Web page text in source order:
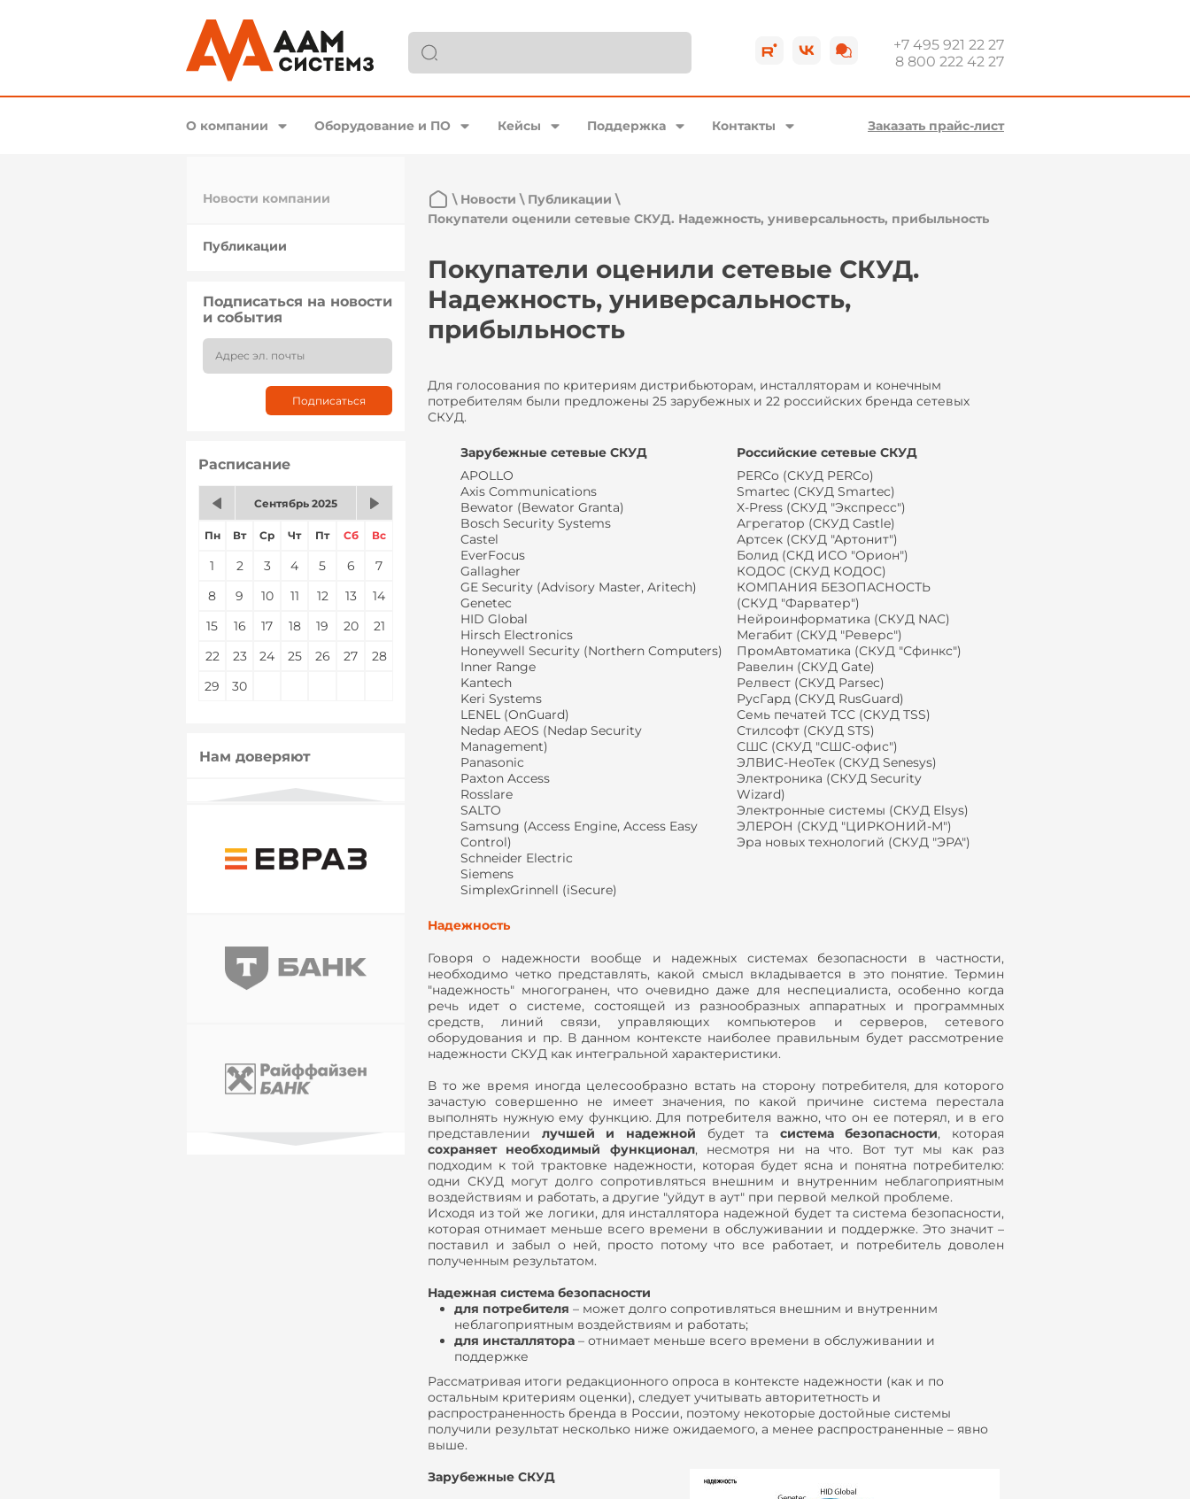
+7 495 921 22 27
8 800 222 42 27
О компании Оборудование и ПО Кейсы Поддержка Контакты Заказать прайс-лист
Новости компании
Публикации
Подписаться на новости
и события
Расписание
Сентябрь 2025
Пн Вт Ср Чт Пт Сб Вс
1 2 3 4 5 6
7
8
9 10 11 12 13
14
15
16 17 18 19 20
21
22
23 24 25 26 27
28
29
30
Нам доверяют
\ Новости \ Публикации \
Покупатели оценили сетевые СКУД. Надежность, универсальность, прибыльность
Покупатели оценили сетевые СКУД.
Надежность, универсальность,
прибыльность
Для голосования по критериям дистрибьюторам, инсталляторам и конечным
потребителям были предложены 25 зарубежных и 22 российских бренда сетевых
СКУД.
Зарубежные сетевые СКУД
Российские сетевые СКУД
APOLLO
Axis Communications
Bewator (Bewator Granta)
Bosch Security Systems
Castel
EverFocus
Gallagher
GE Security (Advisory Master, Aritech)
Genetec
HID Global
Hirsch Electronics
Honeywell Security (Northern Computers)
Inner Range
Kantech
Keri Systems
LENEL (OnGuard)
Nedap AEOS (Nedap Security
Management)
Panasonic
Paxton Access
Rosslare
SALTO
Samsung (Access Engine, Access Easy
Control)
Schneider Electric
Siemens
SimplexGrinnell (iSecure)
PERCo (СКУД PERCo)
Smartec (СКУД Smartec)
X-Press (СКУД "Экспресс")
Агрегатор (СКУД Castle)
Артсек (СКУД "Артонит")
Болид (СКД ИСО "Орион")
КОДОС (СКУД КОДОС)
КОМПАНИЯ БЕЗОПАСНОСТЬ
(СКУД "Фарватер")
Нейроинформатика (СКУД NAC)
Мегабит (СКУД "Реверс")
ПромАвтоматика (СКУД "Сфинкс")
Равелин (СКУД Gate)
Релвест (СКУД Parsec)
РусГард (СКУД RusGuard)
Семь печатей ТСС (СКУД TSS)
Стилсофт (СКУД STS)
СШС (СКУД "СШС-офис")
ЭЛВИС-НеоТек (СКУД Senesys)
Электроника (СКУД Security
Wizard)
Электронные системы (СКУД Elsys)
ЭЛЕРОН (СКУД "ЦИРКОНИЙ-М")
Эра новых технологий (СКУД "ЭРА")
Надежность
Говоря о надежности вообще и надежных системах безопасности в частности,
необходимо четко представлять, какой смысл вкладывается в это понятие. Термин
"надежность" многогранен, что очевидно даже для неспециалиста, особенно когда
речь идет о системе, состоящей из разнообразных аппаратных и программных
средств, линий связи, управляющих компьютеров и серверов, сетевого
оборудования и пр. В данном контексте наиболее правильным будет рассмотрение
надежности СКУД как интегральной характеристики.
В то же время иногда целесообразно встать на сторону потребителя, для которого
зачастую совершенно не имеет значения, по какой причине система перестала
выполнять нужную ему функцию. Для потребителя важно, что он ее потерял, и в его
представлении лучшей и надежной будет та система безопасности, которая
сохраняет необходимый функционал, несмотря ни на что. Вот тут мы как раз
подходим к той трактовке надежности, которая будет ясна и понятна потребителю:
одни СКУД могут долго сопротивляться внешним и внутренним неблагоприятным
воздействиям и работать, а другие "уйдут в аут" при первой мелкой проблеме.
Исходя из той же логики, для инсталлятора надежной будет та система безопасности,
которая отнимает меньше всего времени в обслуживании и поддержке. Это значит –
поставил и забыл о ней, просто потому что все работает, и потребитель доволен
полученным результатом.
Надежная система безопасности
для потребителя – может долго сопротивляться внешним и внутренним
неблагоприятным воздействиям и работать;
для инсталлятора – отнимает меньше всего времени в обслуживании и
поддержке
Рассматривая итоги редакционного опроса в контексте надежности (как и по
остальным критериям оценки), следует учитывать авторитетность и
распространенность бренда в России, поэтому некоторые достойные системы
получили результат несколько ниже ожидаемого, а менее распространенные – явно
выше.
Зарубежные СКУД